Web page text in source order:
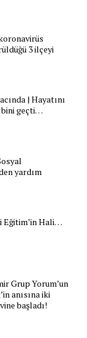
3 ilçeyi
| Hayatını
bini geçti…
yardım
Eğitim’in Hali…
Grup Yorum’un
anısına iki
başladı!